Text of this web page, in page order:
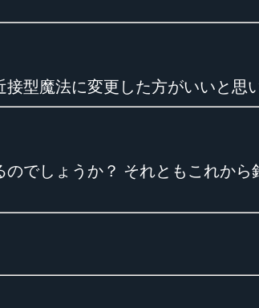
型魔法に変更した方がいいと思
でしょうか？ それともこれか